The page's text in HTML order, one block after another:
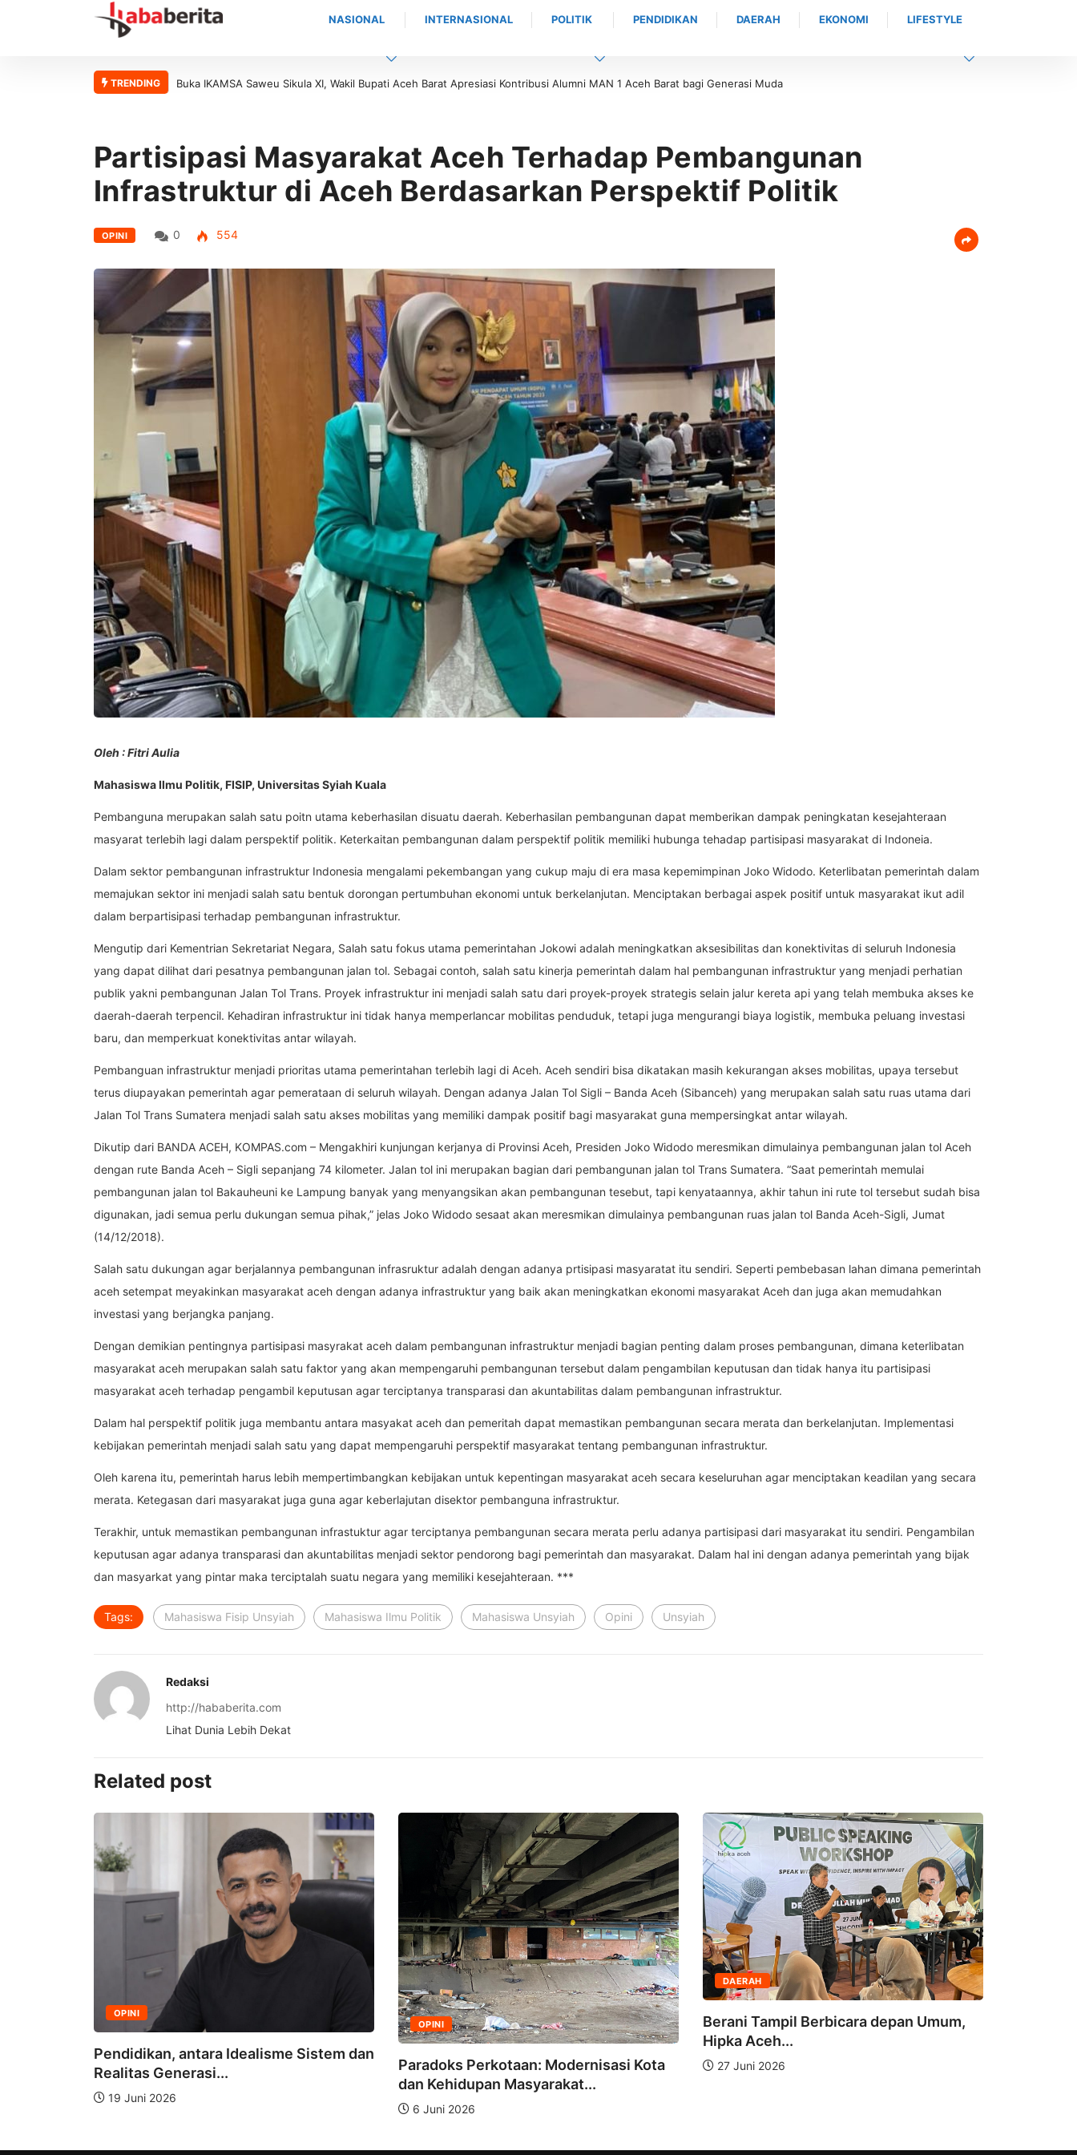
NASIONAL INTERNASIONAL POLITIK PENDIDIKAN DAERAH EKONOMI LIFESTYLE
TRENDING
Kontribusi Alumni MAN 1 Aceh Barat bagi Generasi MudaBukan Sekedar Menutup Bimtek, BDK Provinsi Aceh Perkuat Fondasi Pelatihan Berkualitas
Partisipasi Masyarakat Aceh Terhadap Pembangunan
Infrastruktur di Aceh Berdasarkan Perspektif Politik
OPINI 0 554
Oleh : Fitri Aulia
Mahasiswa Ilmu Politik, FISIP, Universitas Syiah Kuala
Pembanguna merupakan salah satu poitn utama keberhasilan disuatu daerah. Keberhasilan pembangunan dapat memberikan dampak peningkatan kesejahteraan
masyarat terlebih lagi dalam perspektif politik. Keterkaitan pembangunan dalam perspektif politik memiliki hubunga tehadap partisipasi masyarakat di Indoneia.
Dalam sektor pembangunan infrastruktur Indonesia mengalami pekembangan yang cukup maju di era masa kepemimpinan Joko Widodo. Keterlibatan pemerintah dalam
memajukan sektor ini menjadi salah satu bentuk dorongan pertumbuhan ekonomi untuk berkelanjutan. Menciptakan berbagai aspek positif untuk masyarakat ikut adil
dalam berpartisipasi terhadap pembangunan infrastruktur.
Mengutip dari Kementrian Sekretariat Negara, Salah satu fokus utama pemerintahan Jokowi adalah meningkatkan aksesibilitas dan konektivitas di seluruh Indonesia
yang dapat dilihat dari pesatnya pembangunan jalan tol. Sebagai contoh, salah satu kinerja pemerintah dalam hal pembangunan infrastruktur yang menjadi perhatian
publik yakni pembangunan Jalan Tol Trans. Proyek infrastruktur ini menjadi salah satu dari proyek-proyek strategis selain jalur kereta api yang telah membuka akses ke
daerah-daerah terpencil. Kehadiran infrastruktur ini tidak hanya memperlancar mobilitas penduduk, tetapi juga mengurangi biaya logistik, membuka peluang investasi
baru, dan memperkuat konektivitas antar wilayah.
Pembanguan infrastruktur menjadi prioritas utama pemerintahan terlebih lagi di Aceh. Aceh sendiri bisa dikatakan masih kekurangan akses mobilitas, upaya tersebut
terus diupayakan pemerintah agar pemerataan di seluruh wilayah. Dengan adanya Jalan Tol Sigli – Banda Aceh (Sibanceh) yang merupakan salah satu ruas utama dari
Jalan Tol Trans Sumatera menjadi salah satu akses mobilitas yang memiliki dampak positif bagi masyarakat guna mempersingkat antar wilayah.
Dikutip dari BANDA ACEH, KOMPAS.com – Mengakhiri kunjungan kerjanya di Provinsi Aceh, Presiden Joko Widodo meresmikan dimulainya pembangunan jalan tol Aceh
dengan rute Banda Aceh – Sigli sepanjang 74 kilometer. Jalan tol ini merupakan bagian dari pembangunan jalan tol Trans Sumatera. “Saat pemerintah memulai
pembangunan jalan tol Bakauheuni ke Lampung banyak yang menyangsikan akan pembangunan tesebut, tapi kenyataannya, akhir tahun ini rute tol tersebut sudah bisa
digunakan, jadi semua perlu dukungan semua pihak,” jelas Joko Widodo sesaat akan meresmikan dimulainya pembangunan ruas jalan tol Banda Aceh-Sigli, Jumat
(14/12/2018).
Salah satu dukungan agar berjalannya pembangunan infrasruktur adalah dengan adanya prtisipasi masyaratat itu sendiri. Seperti pembebasan lahan dimana pemerintah
aceh setempat meyakinkan masyarakat aceh dengan adanya infrastruktur yang baik akan meningkatkan ekonomi masyarakat Aceh dan juga akan memudahkan
investasi yang berjangka panjang.
Dengan demikian pentingnya partisipasi masyrakat aceh dalam pembangunan infrastruktur menjadi bagian penting dalam proses pembangunan, dimana keterlibatan
masyarakat aceh merupakan salah satu faktor yang akan mempengaruhi pembangunan tersebut dalam pengambilan keputusan dan tidak hanya itu partisipasi
masyarakat aceh terhadap pengambil keputusan agar terciptanya transparasi dan akuntabilitas dalam pembangunan infrastruktur.
Dalam hal perspektif politik juga membantu antara masyakat aceh dan pemeritah dapat memastikan pembangunan secara merata dan berkelanjutan. Implementasi
kebijakan pemerintah menjadi salah satu yang dapat mempengaruhi perspektif masyarakat tentang pembangunan infrastruktur.
Oleh karena itu, pemerintah harus lebih mempertimbangkan kebijakan untuk kepentingan masyarakat aceh secara keseluruhan agar menciptakan keadilan yang secara
merata. Ketegasan dari masyarakat juga guna agar keberlajutan disektor pembanguna infrastruktur.
Terakhir, untuk memastikan pembangunan infrastuktur agar terciptanya pembangunan secara merata perlu adanya partisipasi dari masyarakat itu sendiri. Pengambilan
keputusan agar adanya transparasi dan akuntabilitas menjadi sektor pendorong bagi pemerintah dan masyarakat. Dalam hal ini dengan adanya pemerintah yang bijak
dan masyarkat yang pintar maka terciptalah suatu negara yang memiliki kesejahteraan. ***
Tags: Mahasiswa Fisip Unsyiah Mahasiswa Ilmu Politik Mahasiswa Unsyiah Opini Unsyiah
Redaksi
http://hababerita.com
Lihat Dunia Lebih Dekat
Related post
OPINI
Pendidikan, antara Idealisme Sistem dan
Realitas Generasi...
19 Juni 2026
OPINI
Paradoks Perkotaan: Modernisasi Kota
dan Kehidupan Masyarakat...
6 Juni 2026
DAERAH
Berani Tampil Berbicara depan Umum,
Hipka Aceh...
27 Juni 2026